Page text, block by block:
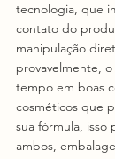
tecnologia, que
contato do
manipulação
provavelmente,
tempo em boas
cosméticos que
sua fórmula,
ambos,